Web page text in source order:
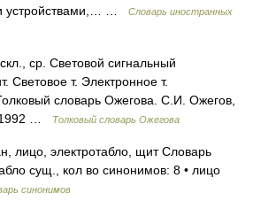
устройствами,… …
Словарь иностранных
ср. Световой сигнальный
т. Электронное т.
словарь Ожегова. С.И. Ожегов,
…
Толковый словарь Ожегова
лицо, электротабло, щит Словарь
сущ., кол во синонимов: 8 • лицо
синонимов